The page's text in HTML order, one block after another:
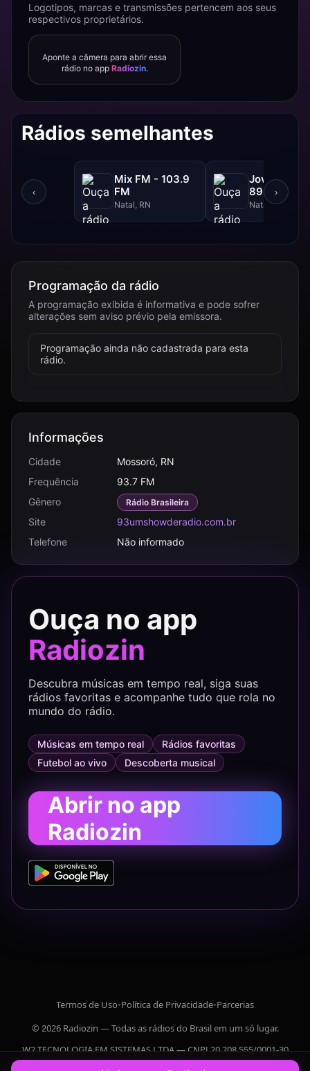
Logotipos, marcas e transmissões pertencem aos seus
respectivos proprietários.
Aponte a câmera para abrir essa
rádio no app Radiozin.
Rádios semelhantes
‹
Mix FM - 103.9
FM
Natal, RN
Jovem Pan
89.9 FM
Natal, RN
›
Programação da rádio
A programação exibida é informativa e pode sofrer
alterações sem aviso prévio pela emissora.
Programação ainda não cadastrada para esta
rádio.
Informações
Cidade
Mossoró, RN
Frequência
93.7 FM
Gênero
Rádio Brasileira
Site
93umshowderadio.com.br
Telefone
Não informado
Ouça no app
Radiozin
Descubra músicas em tempo real, siga suas
rádios favoritas e acompanhe tudo que rola no
mundo do rádio.
Músicas em tempo real
Rádios favoritas
Futebol ao vivo
Descoberta musical
Abrir no app
Radiozin
Termos de Uso•Política de Privacidade•Parcerias
© 2026 Radiozin — Todas as rádios do Brasil em um só lugar.
W2 TECNOLOGIA EM SISTEMAS LTDA — CNPJ 20.208.555/0001-30